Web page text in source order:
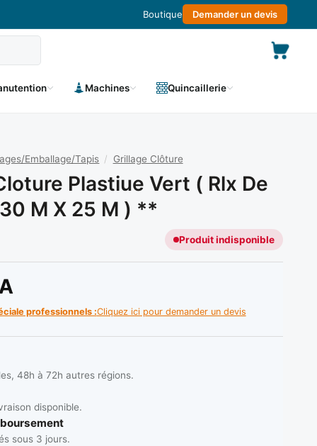
Boutique Demander un devis
Machines Quincaillerie
Emballage/Tapis / Grillage Clôture
Plastiue Vert ( Rlx De
M X 25 M ) **
Produit indisponible
professionnels :Cliquez ici pour demander un devis
48h à 72h autres régions.
disponible.
sous 3 jours.